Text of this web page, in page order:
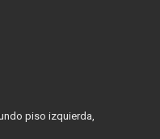
piso izquierda,